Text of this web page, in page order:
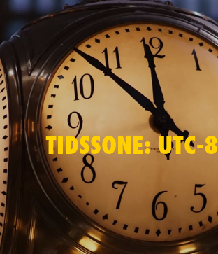
TIDSSONE: UTC-8